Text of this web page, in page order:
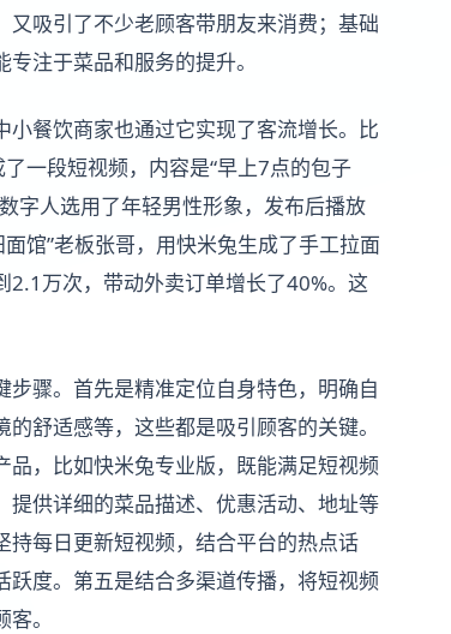
吸引了不少老顾客带朋友来消费；基础
注于菜品和服务的提升。
餐饮商家也通过它实现了客流增长。比
一段短视频，内容是“早上7点的包子
字人选用了年轻男性形象，发布后播放
馆”老板张哥，用快米兔生成了手工拉面
万次，带动外卖订单增长了40%。这
骤。首先是精准定位自身特色，明确自
舒适感等，这些都是吸引顾客的关键。
，比如快米兔专业版，既能满足短视频
供详细的菜品描述、优惠活动、地址等
每日更新短视频，结合平台的热点话
度。第五是结合多渠道传播，将短视频
。